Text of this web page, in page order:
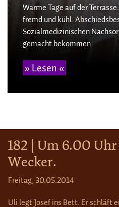
Warme Tage auf der
fremd und kühl.
Sozialmedizinischen
gemacht bekommen.
» Lesen «
182 | Um 6.00
Wecker.
Freitag, 30.05.2014
Uli legt Josef ins Bett. Er schläft